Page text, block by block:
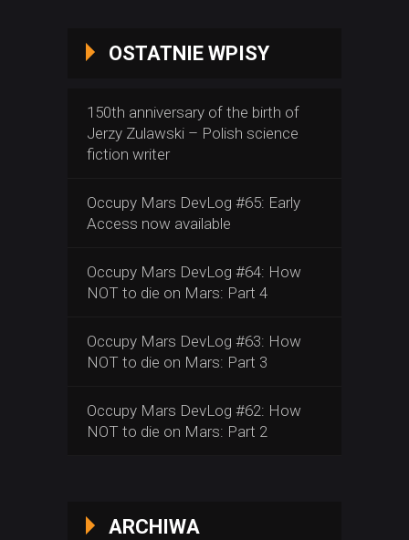
OSTATNIE WPISY
150th anniversary of the birth of
Jerzy Zulawski – Polish science
fiction writer
Occupy Mars DevLog #65: Early
Access now available
Occupy Mars DevLog #64: How
NOT to die on Mars: Part 4
Occupy Mars DevLog #63: How
NOT to die on Mars: Part 3
Occupy Mars DevLog #62: How
NOT to die on Mars: Part 2
ARCHIWA